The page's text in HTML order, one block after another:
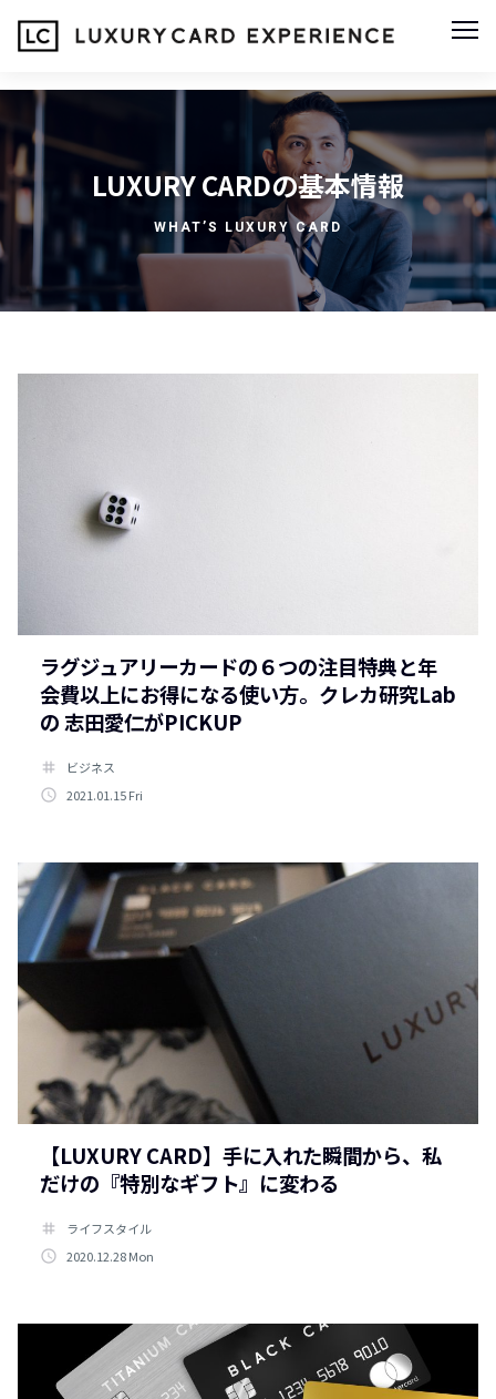
LUXURY CARDの基本情報
WHAT’S LUXURY CARD
ラグジュアリーカードの６つの注目特典と年
会費以上にお得になる使い方。クレカ研究Lab
の 志田愛仁がPICKUP
tag
ビジネス
access_time 2021.01.15 Fri
【LUXURY CARD】手に入れた瞬間から、私
だけの『特別なギフト』に変わる
tag
ライフスタイル
access_time 2020.12.28 Mon